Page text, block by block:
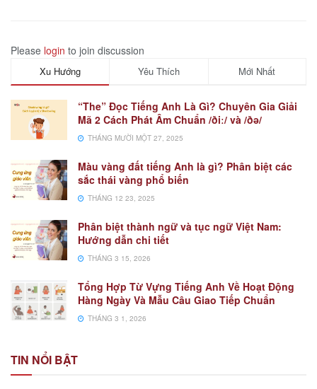
Please login to join discussion
Xu Hướng Yêu Thích Mới Nhất
“The” Đọc Tiếng Anh Là Gì? Chuyên Gia Giải
Mã 2 Cách Phát Âm Chuẩn /ðiː/ và /ðə/
THÁNG MƯỜI MỘT 27, 2025
Màu vàng đất tiếng Anh là gì? Phân biệt các
sắc thái vàng phổ biến
THÁNG 12 23, 2025
Phân biệt thành ngữ và tục ngữ Việt Nam:
Hướng dẫn chi tiết
THÁNG 3 15, 2026
Tổng Hợp Từ Vựng Tiếng Anh Về Hoạt Động
Hàng Ngày Và Mẫu Câu Giao Tiếp Chuẩn
THÁNG 3 1, 2026
TIN NỔI BẬT